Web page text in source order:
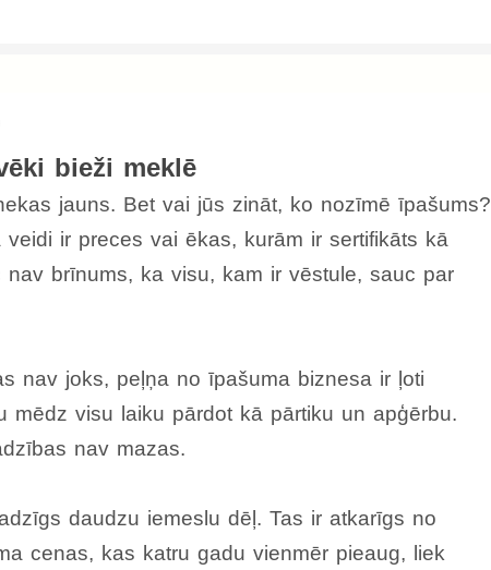
bieži meklē
jauns. Bet vai jūs zināt, ko nozīmē īpašums?
ir preces vai ēkas, kurām ir sertifikāts kā
brīnums, ka visu, kam ir vēstule, sauc par
nav joks, peļņa no īpašuma biznesa ir ļoti
mēdz visu laiku pārdot kā pārtiku un apģērbu.
nav mazas.
daudzu iemeslu dēļ. Tas ir atkarīgs no
cenas, kas katru gadu vienmēr pieaug, liek